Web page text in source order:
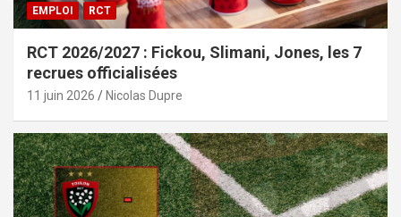
EMPLOI RCT
RCT 2026/2027 : Fickou, Slimani, Jones, les 7
recrues officialisées
11 juin 2026 Nicolas Dupre